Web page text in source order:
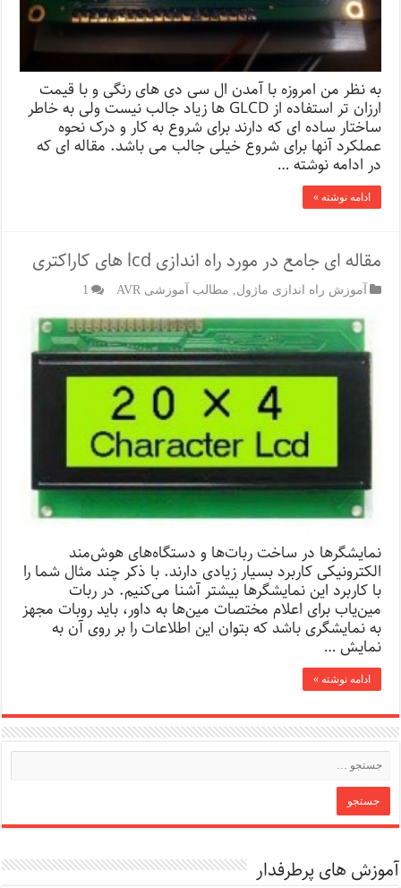
به نظر من امروزه با آمدن ال سی دی های رنگی و با قیمت
ارزان تر استفاده از GLCD ها زیاد جالب نیست ولی به خاطر
ساختار ساده ای که دارند برای شروع به کار و درک نحوه
عملکرد آنها برای شروع خیلی جالب می باشد. مقاله ای که
در ادامه نوشته …
ادامه نوشته »
مقاله ای جامع در مورد راه اندازی lcd های کاراکتری
آموزش راه اندازی ماژول, مطالب آموزشی AVR 1
نمایشگرها در ساخت ربات‌ها و دستگاه‌های هوش‌مند
الکترونیکی کاربرد بسیار زیادی دارند. با ذکر چند مثال شما را
با کاربرد این نمایشگرها بیشتر آشنا می‌کنیم. در ربات
مین‌یاب برای اعلام مختصات مین‌ها به داور، باید روبات مجهز
به نمایشگری باشد که بتوان این اطلاعات را بر روی آن به
نمایش …
ادامه نوشته »
آموزش های پرطرفدار